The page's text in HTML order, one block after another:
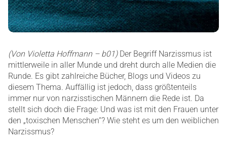
(Von Violetta Hoffmann – b01)Der Begriff Narzissmus ist
mittlerweile in aller Munde und dreht durch alle Medien die
Runde. Es gibt zahlreiche Bücher, Blogs und Videos zu
diesem Thema. Auffällig ist jedoch, dass größtenteils
immer nur von narzisstischen Männern die Rede ist. Da
stellt sich doch die Frage: Und was ist mit den Frauen unter
den „toxischen Menschen“? Wie steht es um den weiblichen
Narzissmus?